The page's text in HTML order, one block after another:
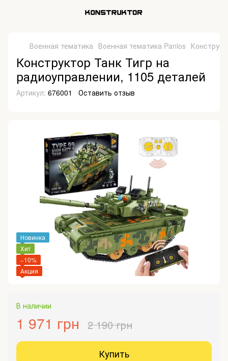
Военная тематика Военная тематика Panlos
Конструктор Танк Тигр на
радиоуправлении, 1105 деталей
Артикул: 676001 Оставить отзыв
Новинка
Хит
−10%
Акция
В наличии
1 971 грн 2 190 грн
Купить